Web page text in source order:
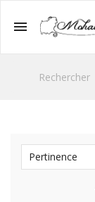

Pertinence